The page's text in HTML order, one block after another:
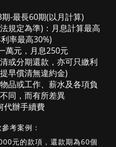
-最長60期(以月計算)
規定為準)：月息計算最高
率最高30%)
萬元，月息250元
或分期還款，亦可只繳利
早償清無違約金)
品或工作、薪水及各項負
同，而有所差異
代辦手續費
考案例：
元的款項，還款期為60個